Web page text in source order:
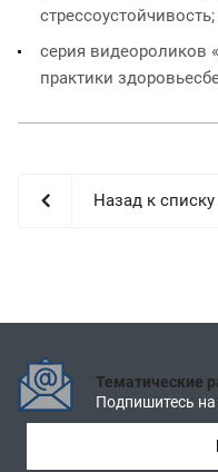
стрессоустойчивость;
серия видеороликов
практики
Назад к списку
Тематические
Подпишитесь